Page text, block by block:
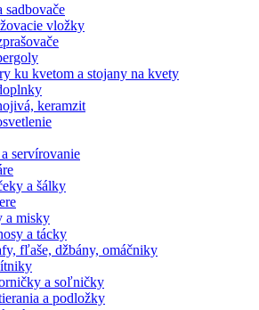
sadbovače
vložky
ku kvetom a stojany na kvety
keramzit
servírovanie
a šálky
a misky
a tácky
fľaše, džbány, omáčniky
a soľničky
a podložky